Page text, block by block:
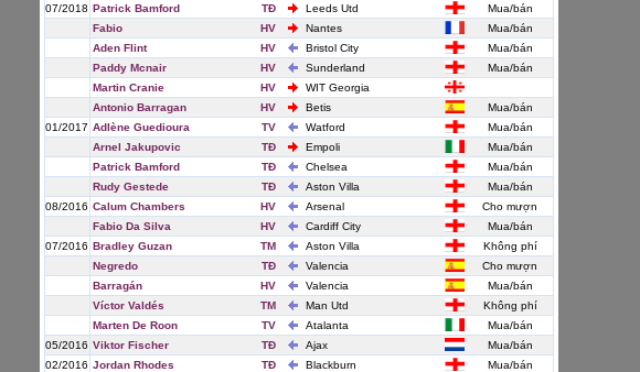
07/2018 Patrick Bamford TĐ Leeds Utd
Mua/bán
Fabio
HV Nantes
Mua/bán
Aden Flint
HV Bristol City
Mua/bán
Paddy Mcnair
HV Sunderland
Mua/bán
Martin Cranie
HV
WIT Georgia
Antonio Barragan
HV Betis
Mua/bán
01/2017 Adlène Guedioura TV Watford
Mua/bán
Arnel Jakupovic
TĐ Empoli
Mua/bán
Patrick Bamford
TĐ Chelsea
Mua/bán
Rudy Gestede
TĐ Aston Villa
Mua/bán
08/2016 Calum Chambers HV Arsenal
Cho mượn
Fabio Da Silva
HV Cardiff City
Mua/bán
07/2016 Bradley Guzan TM Aston Villa
Không phí
Negredo
TĐ Valencia
Cho mượn
Barragán
HV Valencia
Mua/bán
Víctor Valdés
TM Man Utd
Không phí
Marten De Roon
TV Atalanta
Mua/bán
05/2016 Viktor Fischer TĐ Ajax
Mua/bán
02/2016 Jordan Rhodes TĐ Blackburn
Mua/bán